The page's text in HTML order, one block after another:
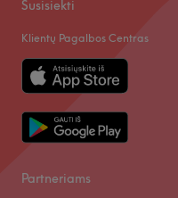
Susisiekti
Klientų Pagalbos Centras
Partneriams